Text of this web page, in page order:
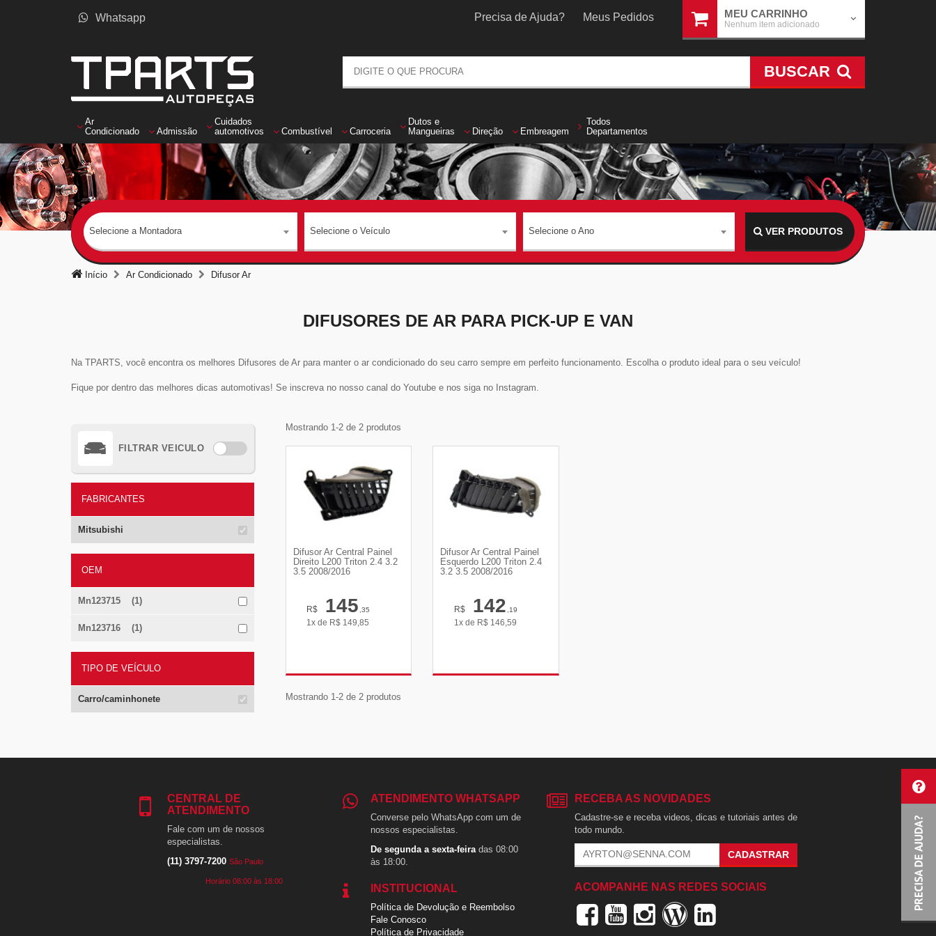
Whatsapp Precisa de Ajuda? Meus Pedidos MEU CARRINHO
Nenhum item adicionado
BUSCAR
Ar
Condicionado
Admissão
Cuidados
automotivos
Combustível Carroceria
Dutos e
Mangueiras
Direção Embreagem
Todos
Departamentos
Selecione a Montadora Selecione o Veículo Selecione o Ano VER PRODUTOS
Início Ar Condicionado Difusor Ar
DIFUSORES DE AR PARA PICK-UP E VAN
Na TPARTS, você encontra os melhores Difusores de Ar para manter o ar condicionado do seu carro sempre em perfeito funcionamento. Escolha o produto ideal para o seu veículo!
Fique por dentro das melhores dicas automotivas! Se inscreva no nosso canal do Youtube e nos siga no Instagram.
FILTRAR VEICULO
FABRICANTES
Mitsubishi
OEM
Mn123715 (1)
Mn123716 (1)
TIPO DE VEÍCULO
Carro/caminhonete
Mostrando 1-2 de 2 produtos
Difusor Ar Central Painel
Direito L200 Triton 2.4 3.2
3.5 2008/2016
R$ 145,35
1x de R$ 149,85
Difusor Ar Central Painel
Esquerdo L200 Triton 2.4
3.2 3.5 2008/2016
R$ 142,19
1x de R$ 146,59
Mostrando 1-2 de 2 produtos
CENTRAL DE
ATENDIMENTO
Fale com um de nossos
especialistas.
(11) 3797-7200 São Paulo
Horário 08:00 às 18:00
ATENDIMENTO WHATSAPP
Converse pelo WhatsApp com um de
nossos especialistas.
De segunda a sexta-feira das 08:00
às 18:00.
INSTITUCIONAL
Política de Devolução e Reembolso
Fale Conosco
Política de Privacidade
RECEBA AS NOVIDADES
Cadastre-se e receba videos, dicas e tutoriais antes de
todo mundo.
CADASTRAR
ACOMPANHE NAS REDES SOCIAIS